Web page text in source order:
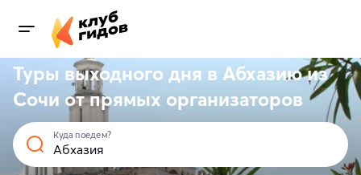
Туры выходного дня в Абхазию из
Сочи отпрямых организаторов
Куда поедем?